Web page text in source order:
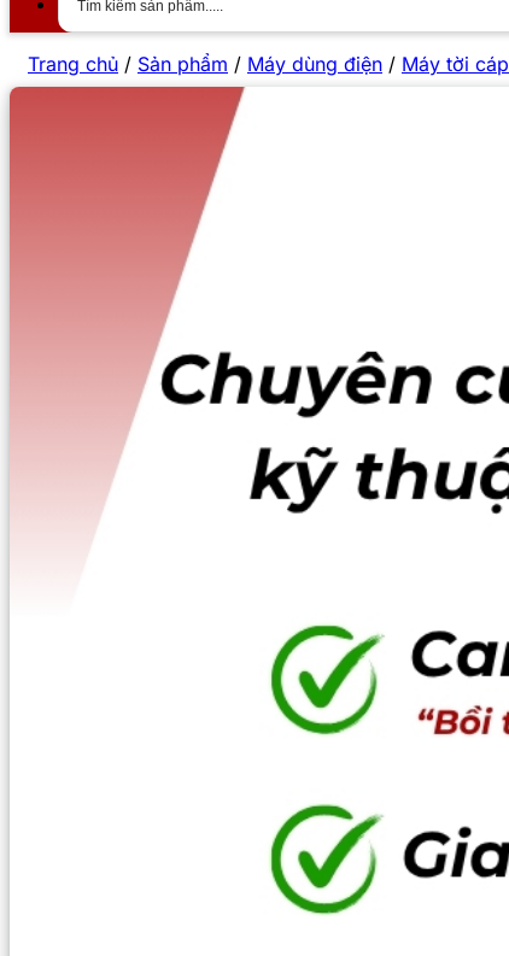
Trang chủ / Sản phẩm / Máy dùng điện / Máy tời cáp